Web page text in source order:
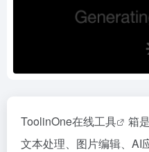
ToolinOne在线工具
箱
文本处理、图片编辑、AI